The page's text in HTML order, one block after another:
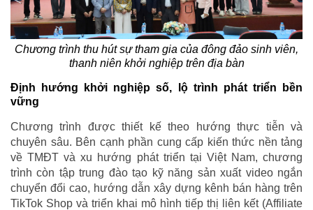
Chương trình thu hút sự tham gia của đông đảo sinh viên,
thanh niên khởi nghiệp trên địa bàn
Định hướng khởi nghiệp số, lộ trình phát triển bền
vững
Chương trình được thiết kế theo hướng thực tiễn và
chuyên sâu. Bên cạnh phần cung cấp kiến thức nền tảng
về TMĐT và xu hướng phát triển tại Việt Nam, chương
trình còn tập trung đào tạo kỹ năng sản xuất video ngắn
chuyển đổi cao, hướng dẫn xây dựng kênh bán hàng trên
TikTok Shop và triển khai mô hình tiếp thị liên kết (Affiliate